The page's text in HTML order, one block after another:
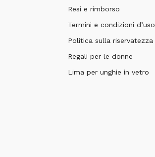
Resi e rimborso
Termini e condizioni d’uso
Politica sulla riservatezza
Regali per le donne
Lima per unghie in vetro